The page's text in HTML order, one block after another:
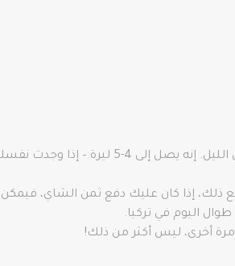
العيران: مشروب الزبادي التركي، هذا رائع مع أطباق اللحوم في